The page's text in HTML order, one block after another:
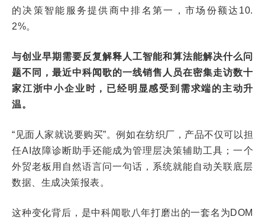
的决策智能服务提供商中排名第一，市场份额达10.
2%。
与创业早期需要反复解释人工智能和算法能解决什么问
题不同，最近中科闻歌的一线销售人员在密集走访数十
家江浙中小企业时，已经明显感受到需求端的主动升
温。
“见面人家就说要购买”。例如在纺织厂，产品不仅可以担
任AI故障诊断助手还能成为管理层决策辅助工具；一个
外贸老板用自然语言问一句话，系统就能自动关联底层
数据、生成决策报表。
这种变化背后，是中科闻歌八年打磨出的一套名为DOM